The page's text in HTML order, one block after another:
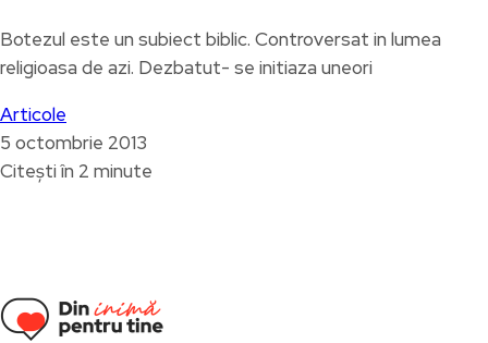
Botezul este un subiect biblic. Controversat in lumea
religioasa de azi. Dezbatut- se initiaza uneori
Articole
5 octombrie 2013
Citești în 2 minute